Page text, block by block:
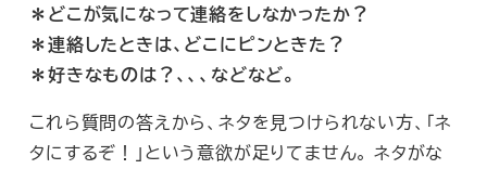
＊どこが気になって連絡をしなかったか？
＊連絡したときは、どこにピンときた？
＊好きなものは？、、、などなど。
これら質問の答えから、ネタを見つけられない方、「ネ
タにするぞ！」という意欲が足りてません。 ネタがな